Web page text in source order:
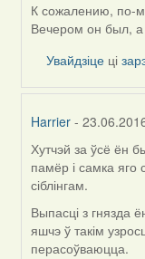
In
reply
Павел
К сожалению, по-
Вечером он был, а
Увайдзіце ці
Harrier -
In
reply
to
by
Павел
(госць)
Хутчэй за ўсё ён
памёр і самка яго
сіблінгам.
Выпасці з гнязда
яшчэ ў такім
перасоўваюцца.